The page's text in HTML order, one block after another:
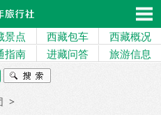
景点 西藏包车
西藏概况
指南 进藏问答 旅游信息
>